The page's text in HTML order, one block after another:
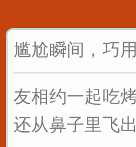
尴尬瞬间，巧
友相约一起吃
还从鼻子里飞